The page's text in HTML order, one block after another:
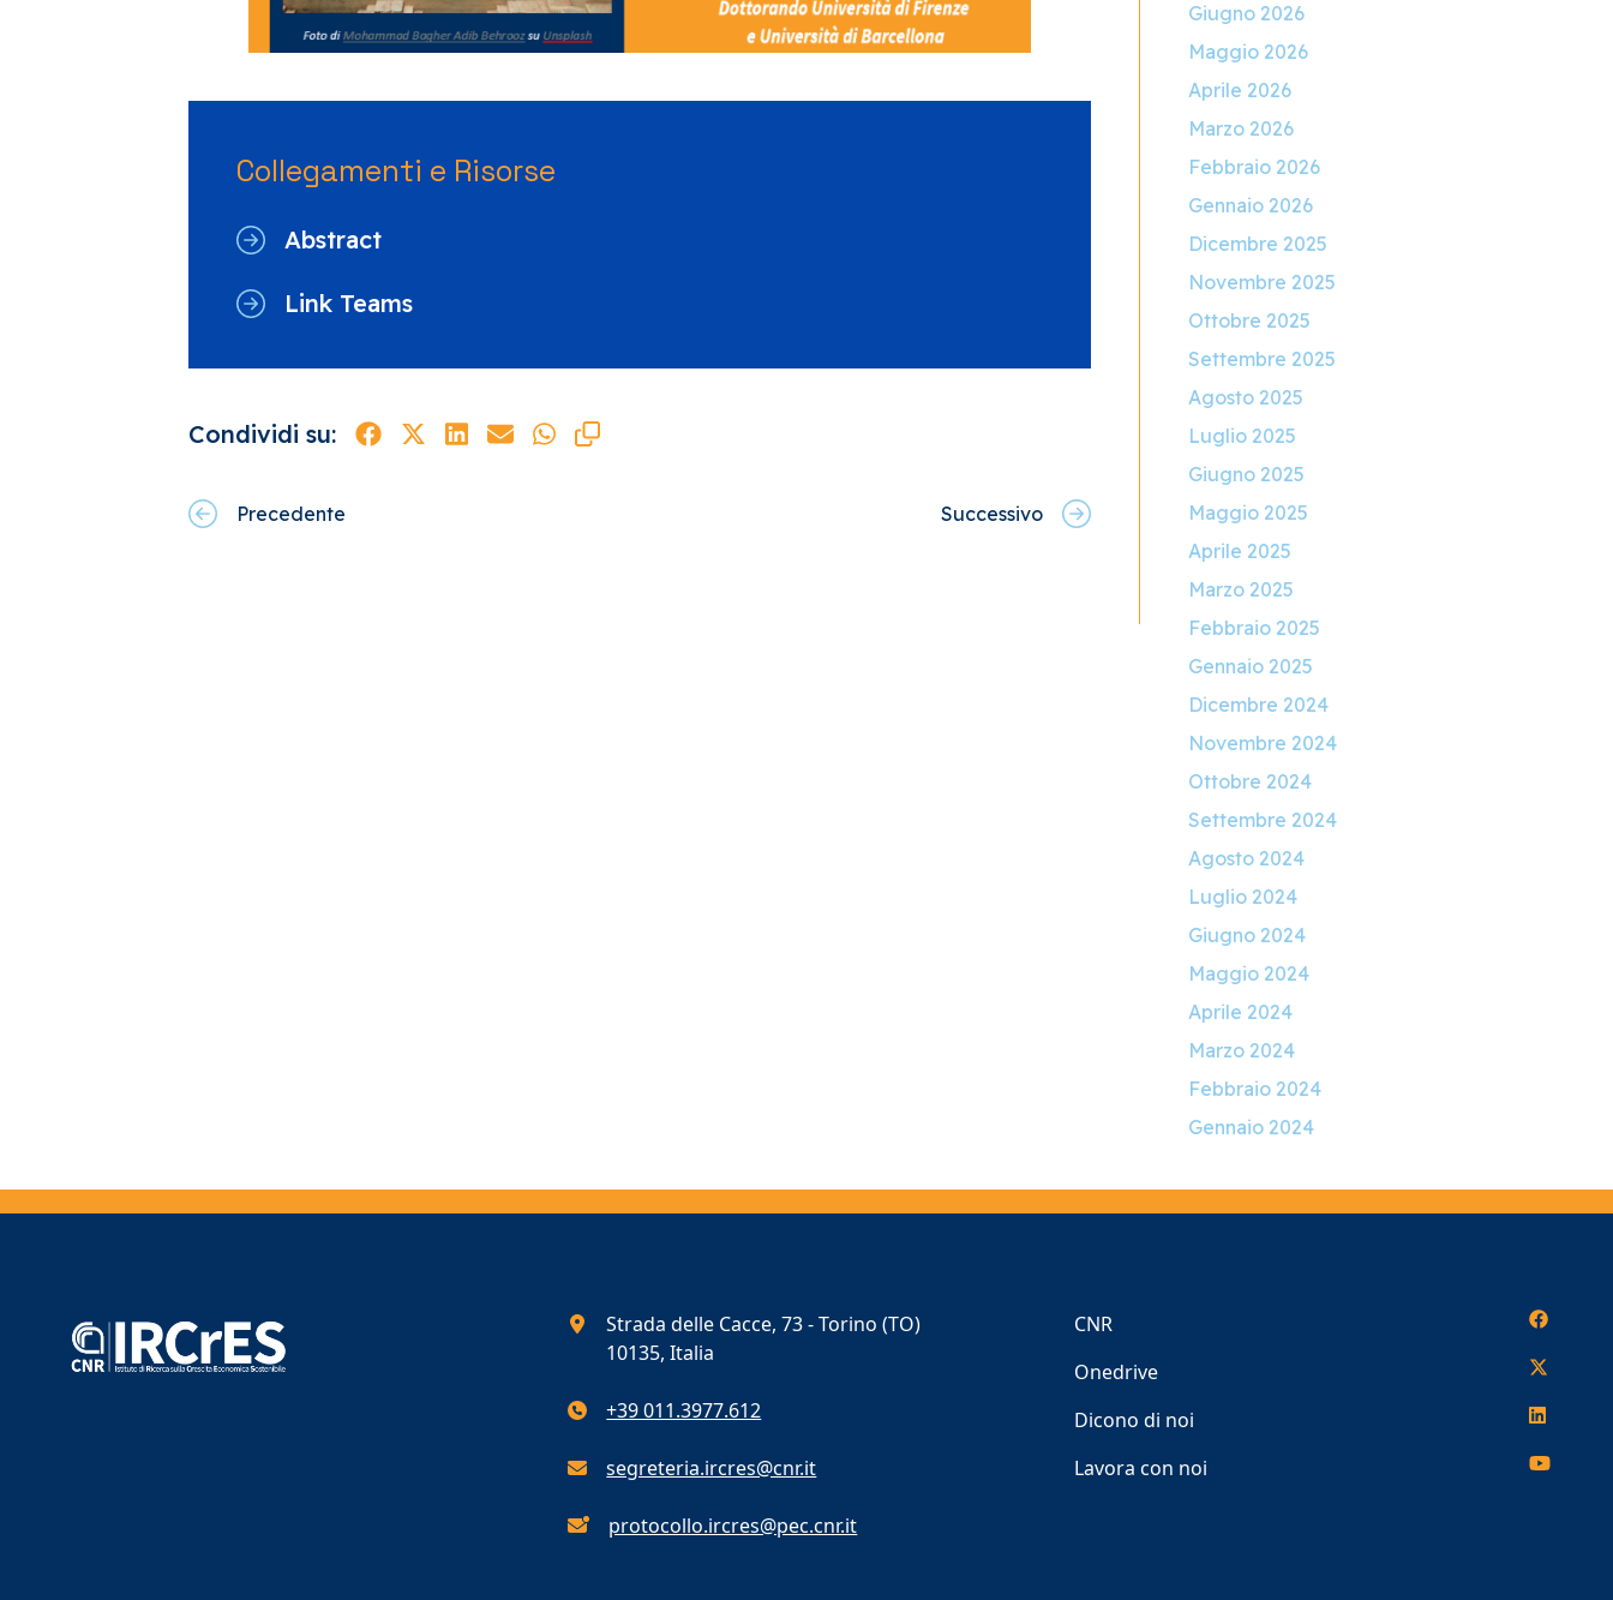
Collegamenti e Risorse
Abstract
Link Teams
Condividi su:
Precedente Successivo
Giugno 2026
Maggio 2026
Aprile 2026
Marzo 2026
Febbraio 2026
Gennaio 2026
Dicembre 2025
Novembre 2025
Ottobre 2025
Settembre 2025
Agosto 2025
Luglio 2025
Giugno 2025
Maggio 2025
Aprile 2025
Marzo 2025
Febbraio 2025
Gennaio 2025
Dicembre 2024
Novembre 2024
Ottobre 2024
Settembre 2024
Agosto 2024
Luglio 2024
Giugno 2024
Maggio 2024
Aprile 2024
Marzo 2024
Febbraio 2024
Gennaio 2024
Strada delle Cacce, 73 - Torino (TO)
10135, Italia
+39 011.3977.612
segreteria.ircres@cnr.it
protocollo.ircres@pec.cnr.it
CNR
Onedrive
Dicono di noi
Lavora con noi